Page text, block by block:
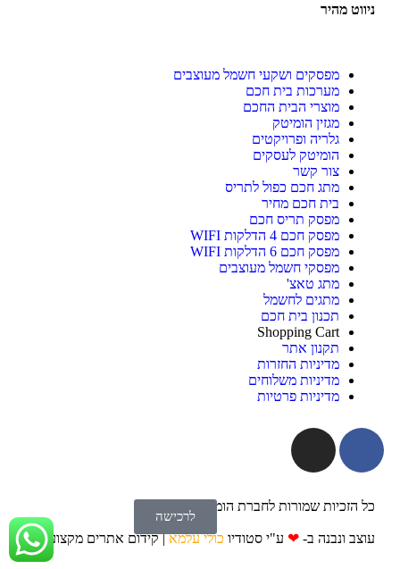
ניווט מהיר
מפסקים ושקעי חשמל מעוצבים
מערכות בית חכם
מוצרי הבית החכם
מגזין הומיטק
גלריה ופרויקטים
הומיטק לעסקים
צור קשר
מתג חכם כפול לתריס
בית חכם מחיר
מפסק תריס חכם
מפסק חכם 4 הדלקות WIFI
מפסק חכם 6 הדלקות WIFI
מפסקי חשמל מעוצבים
מתג טאצ'
מתגים לחשמל
תכנון בית חכם
Shopping Cart
תקנון אתר
מדיניות החזרות
מדיניות משלוחים
מדיניות פרטיות
לרכישה
כל הזכיות שמורות לחברת הומיטק © 2018
עוצב ונבנה ב- ❤ ע"י סטודיו כולי עלמא|קידום אתרים מקצועי